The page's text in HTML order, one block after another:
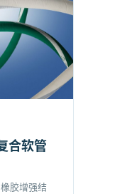
合软管
胶增强结